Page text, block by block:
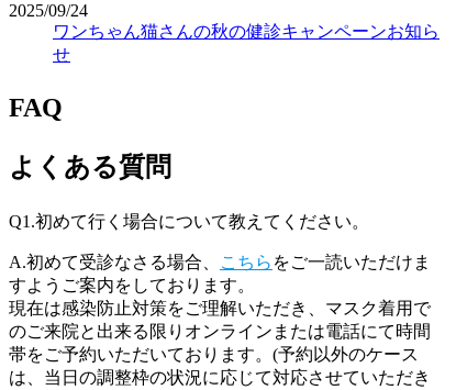
2025/09/24
ワンちゃん猫さんの秋の健診キャンペーンお知ら
せ
FAQ
よくある質問
Q1.初めて行く場合について教えてください。
A.初めて受診なさる場合、 こちら をご一読いただけま
すようご案内をしております。
現在は感染防止対策をご理解いただき、マスク着用で
のご来院と出来る限りオンラインまたは電話にて時間
帯をご予約いただいております。(予約以外のケース
は、当日の調整枠の状況に応じて対応させていただき